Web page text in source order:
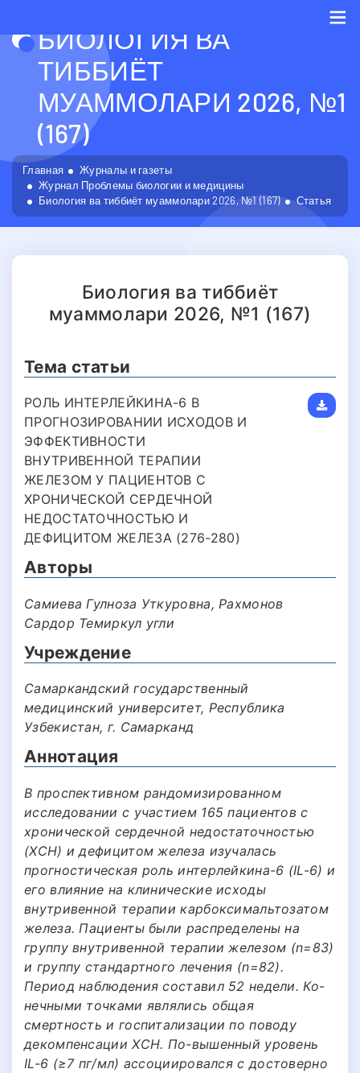
БИОЛОГИЯ ВА
ТИББИЁТ
МУАММОЛАРИ 2026, №1
(167)
Главная
Журналы и газеты
Журнал Проблемы биологии и медицины
Биология ва тиббиёт муаммолари 2026, №1 (167)
Статья
Биология ва тиббиёт
муаммолари 2026, №1 (167)
Тема статьи
РОЛЬ ИНТЕРЛЕЙКИНА-6 В
ПРОГНОЗИРОВАНИИ ИСХОДОВ И
ЭФФЕКТИВНОСТИ
ВНУТРИВЕННОЙ ТЕРАПИИ
ЖЕЛЕЗОМ У ПАЦИЕНТОВ С
ХРОНИЧЕСКОЙ СЕРДЕЧНОЙ
НЕДОСТАТОЧНОСТЬЮ И
ДЕФИЦИТОМ ЖЕЛЕЗА (276-280)
Авторы
Самиева Гулноза Уткуровна, Рахмонов
Сардор Темиркул угли
Учреждение
Самаркандский государственный
медицинский университет, Республика
Узбекистан, г. Самарканд
Аннотация
В проспективном рандомизированном
исследовании с участием 165 пациентов с
хронической сердечной недостаточностью
(ХСН) и дефицитом железа изучалась
прогностическая роль интерлейкина-6 (IL-6) и
его влияние на клинические исходы
внутривенной терапии карбоксимальтозатом
железа. Пациенты были распределены на
группу внутривенной терапии железом (n=83)
и группу стандартного лечения (n=82).
Период наблюдения составил 52 недели. Ко-
нечными точками являлись общая
смертность и госпитализации по поводу
декомпенсации ХСН. По-вышенный уровень
IL-6 (≥7 пг/мл) ассоциировался с достоверно